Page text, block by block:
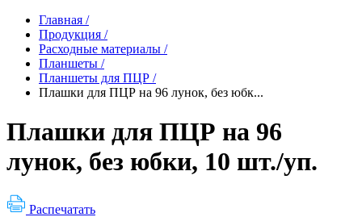
Главная /
Продукция /
Расходные материалы /
Планшеты /
Планшеты для ПЦР /
Плашки для ПЦР на 96 лунок, без юбк...
Плашки для ПЦР на 96
лунок, без юбки, 10 шт./уп.
Распечатать